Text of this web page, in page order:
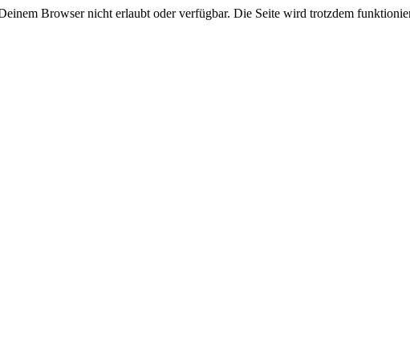
Browser nicht erlaubt oder verfügbar. Die Seite wird trotzdem